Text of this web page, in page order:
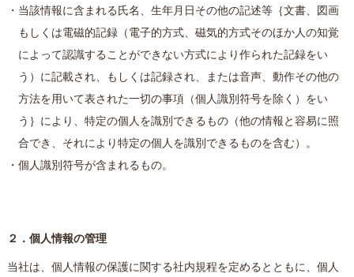
・当該情報に含まれる氏名、生年月日その他の記述等｛文書、図画
もしくは電磁的記録（電子的方式、磁気的方式そのほか人の知覚
によって認識することができない方式により作られた記録をい
う）に記載され、もしくは記録され、または音声、動作その他の
方法を用いて表された一切の事項（個人識別符号を除く）をい
う｝により、特定の個人を識別できるもの（他の情報と容易に照
合でき、それにより特定の個人を識別できるものを含む）。
・個人識別符号が含まれるもの。
２．個人情報の管理
当社は、個人情報の保護に関する社内規程を定めるとともに、個人